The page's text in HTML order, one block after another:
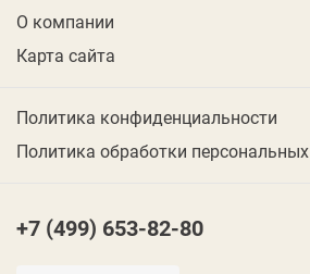
О компании
Карта сайта
Политика конфиденциальности
Политика обработки
+7 (499) 653-82-80